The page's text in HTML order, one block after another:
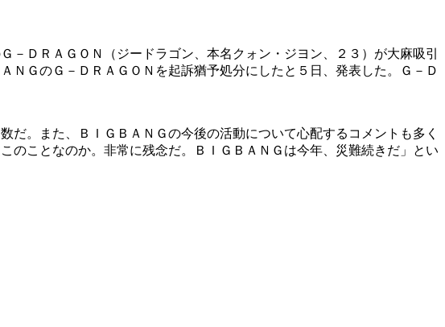
ＤＲＡＧＯＮ（ジードラゴン、本名クォン・ジヨン、２３）が大麻吸引
ＮＧのＧ－ＤＲＡＧＯＮを起訴猶予処分にしたと５日、発表した。Ｇ－Ｄ
。また、ＢＩＧＢＡＮＧの今後の活動について心配するコメントも多く
ことなのか。非常に残念だ。ＢＩＧＢＡＮＧは今年、災難続きだ」とい